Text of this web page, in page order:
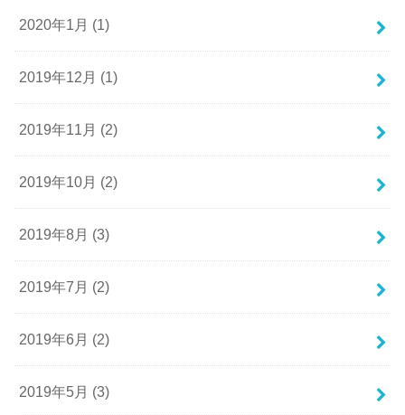
2020年1月 (1)
2019年12月 (1)
2019年11月 (2)
2019年10月 (2)
2019年8月 (3)
2019年7月 (2)
2019年6月 (2)
2019年5月 (3)